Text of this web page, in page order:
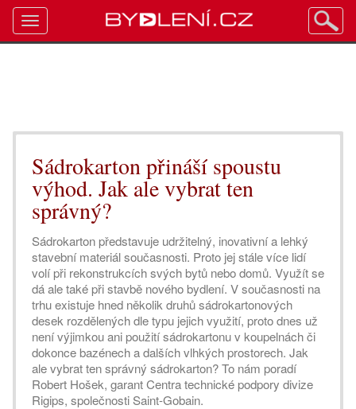
Sádrokarton přináší spoustu
výhod. Jak ale vybrat ten
správný?
Sádrokarton představuje udržitelný, inovativní a lehký
stavební materiál současnosti. Proto jej stále více lidí
volí při rekonstrukcích svých bytů nebo domů. Využít se
dá ale také při stavbě nového bydlení. V současnosti na
trhu existuje hned několik druhů sádrokartonových
desek rozdělených dle typu jejich využití, proto dnes už
není výjimkou ani použití sádrokartonu v koupelnách či
dokonce bazénech a dalších vlhkých prostorech. Jak
ale vybrat ten správný sádrokarton? To nám poradí
Robert Hošek, garant Centra technické podpory divize
Rigips, společnosti Saint-Gobain.
Toggle
navigation